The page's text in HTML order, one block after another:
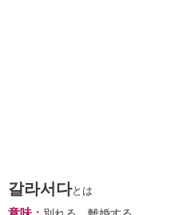
갈라서다とは